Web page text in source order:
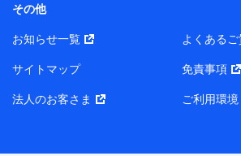
扱とならない保険契約の内容等
情報
2. 共同利用者の範囲
当社（https://www.docomo-
その他
お知らせ一覧 よくあるご
サイトマップ 免責事項
法人のお客さま ご利用環境